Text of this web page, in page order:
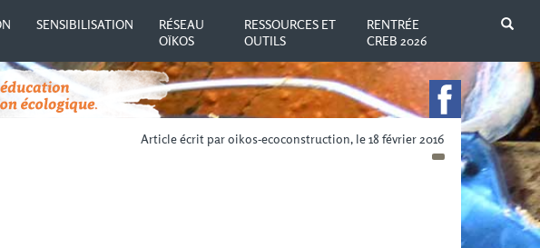
SENSIBILISATION
RÉSEAU
OÏKOS
RESSOURCES ET
OUTILS
RENTRÉE
CREB 2026
Article écrit par oikos-ecoconstruction, le 18 février 2016